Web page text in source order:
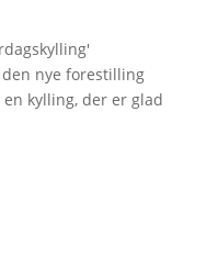
'
nye forestilling
kylling, der er glad